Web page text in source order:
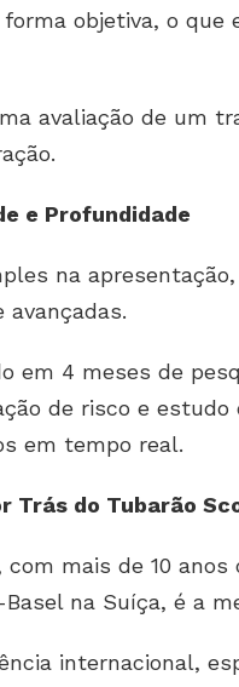
objetiva, o que
avaliação de um
e Profundidade
na
avançadas.
em 4 meses de
de risco e
em tempo real.
Trás do Tubarão
com mais de 10
Basel na Suíça, é a
internacional,